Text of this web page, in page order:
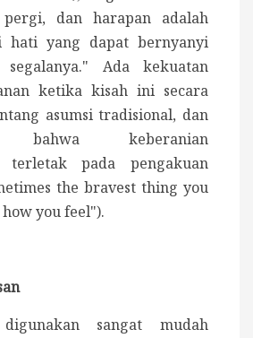
dan harapan adalah
hati yang dapat bernyanyi
Ada kekuatan
ketika kisah ini secara
asumsi tradisional, dan
bahwa keberanian
terletak pada pengakuan
the bravest thing you
how you feel").
sangat mudah